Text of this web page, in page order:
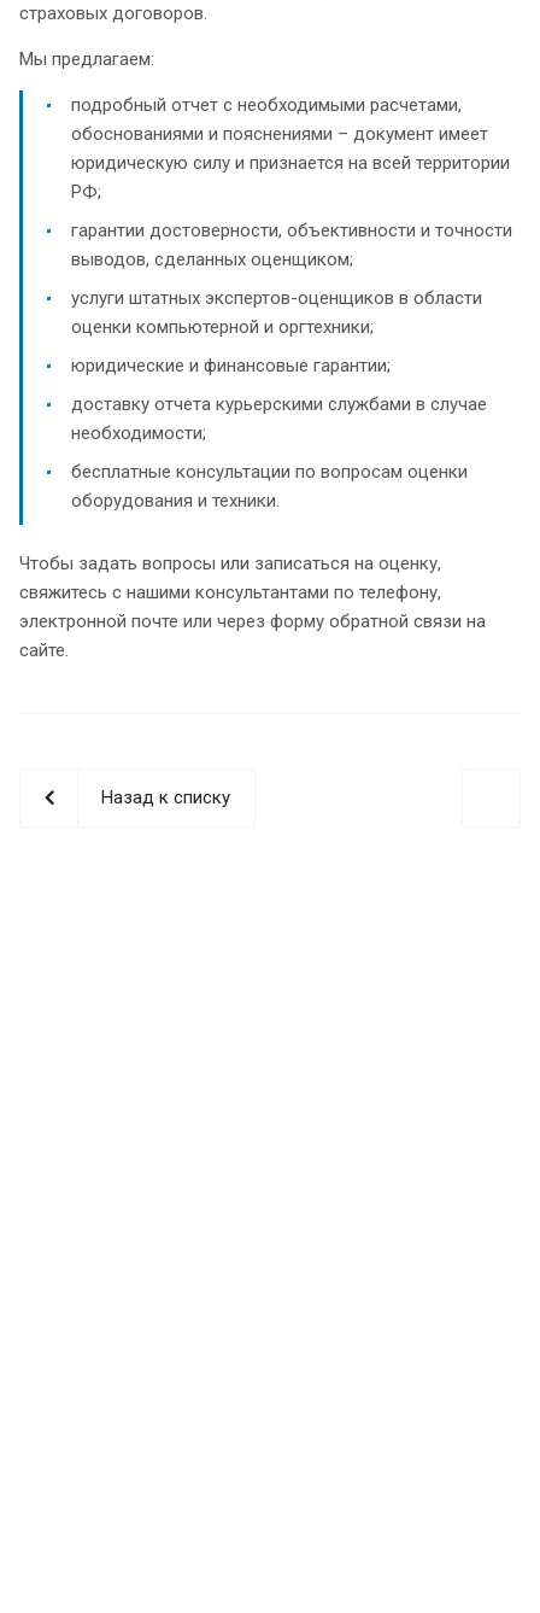
страховых договоров.
Мы предлагаем:
подробный отчет с необходимыми расчетами,
обоснованиями и пояснениями – документ имеет
юридическую силу и признается на всей территории
РФ;
гарантии достоверности, объективности и точности
выводов, сделанных оценщиком;
услуги штатных экспертов-оценщиков в области
оценки компьютерной и оргтехники;
юридические и финансовые гарантии;
доставку отчета курьерскими службами в случае
необходимости;
бесплатные консультации по вопросам оценки
оборудования и техники.
Чтобы задать вопросы или записаться на оценку,
свяжитесь с нашими консультантами по телефону,
электронной почте или через форму обратной связи на
сайте.
Назад к списку